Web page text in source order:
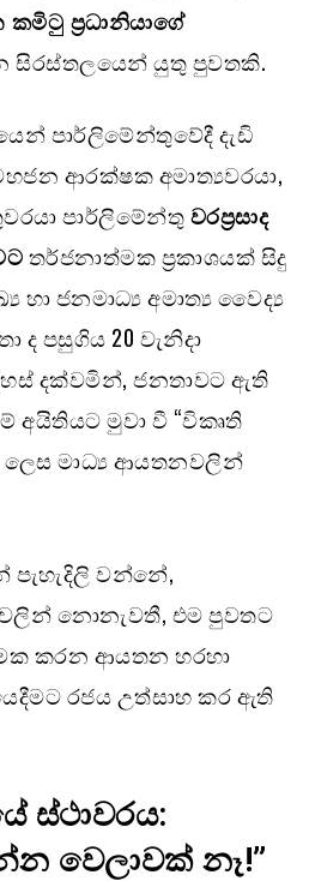
ප්‍රධානියාගේ
සිරස්තලයෙන් යුතු පුවතකි.
පාර්ලිමේන්තුවේදී දැඩි
ආරක්ෂක අමාත්‍යවරයා,
පාර්ලිමේන්තුවරප්‍රසාද
තර්ජනාත්මක ප්‍රකාශයක් සිදු
හා ජනමාධ්‍ය අමාත්‍ය වෛද්‍ය
පසුගිය 20 වැනිදා
දක්වමින්, ජනතාවට ඇති
අයිතියට මුවා වී “විකෘති
මාධ්‍ය ආයතනවලින්
පැහැදිලි වන්නේ,
නොනැවතී, එම පුවතට
කරන ආයතන හරහා
රජය උත්සාහ කර ඇති
ස්ථාවරය:
වෙලාවක් නෑ!”